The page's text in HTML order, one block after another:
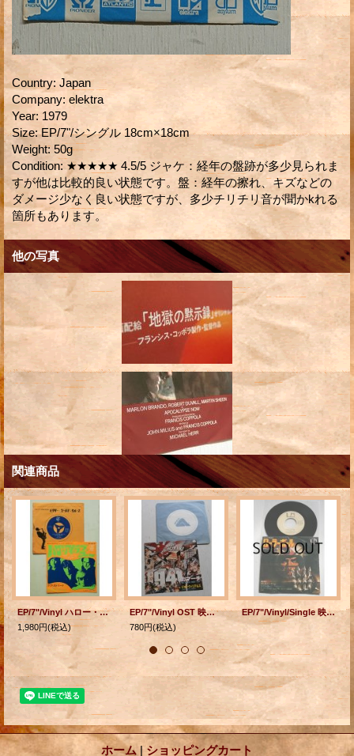
Country: Japan
Company: elektra
Year: 1979
Size: EP/7"/シングル 18cm×18cm
Weight: 50g
Condition: ★★★★★ 4.5/5 ジャケ：経年の盤跡が多少見られま
すが他は比較的良い状態です。盤：経年の擦れ、キズなどの
ダメージ少なく良い状態ですが、多少チリチリ音が聞かkれる
箇所もあります。
他の写真
関連商品
EP/7"/Vinyl ハロー・アイ・ラブ・ユー ラブ・ストーリー ザ・ドアーズ (1968) elektra
1,980円(税込)
EP/7"/Vinyl OST 映画『1941』 1941のマーチ スウィング・スウィング・スウィング (1979) 音楽：ジョン・ウィリアムズ ARISTA
780円(税込)
EP/7"/Vinyl/Single 映画”ローラーボール” サウンドトラック盤 『EXECUTIVE DANCE PARTY (ダンス・パーティー）/ TOCCATA IN D MINOR (メイン・テーマ トッカータとフーガ・バッハ） 』 (1975) 音楽・指揮：アンドレ・ブレヴィン 演奏： ロンドン交響楽団 UNITED ARTISTS RECORDS
ホーム | ショッピングカート